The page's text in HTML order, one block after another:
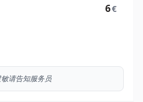
6€
请告知服务员